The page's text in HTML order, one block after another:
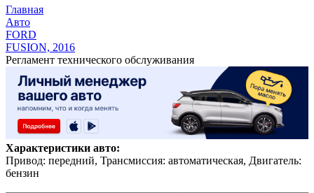
Главная
Авто
FORD
FUSION, 2016
Регламент технического обслуживания
Характеристики авто:
Привод: передний, Трансмиссия: автоматическая, Двигатель:
бензин